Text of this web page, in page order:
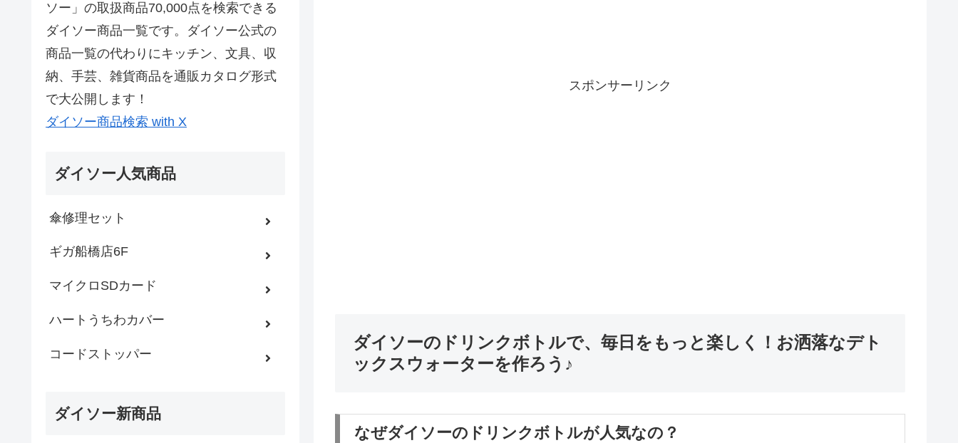
スポンサーリンク
ダイソーのドリンクボトルで、毎日をもっと楽しく！お洒落なデト
ックスウォーターを作ろう♪
なぜダイソーのドリンクボトルが人気なの？
ソー」の取扱商品70,000点を検索できる
ダイソー商品一覧です。ダイソー公式の
商品一覧の代わりにキッチン、文具、収
納、手芸、雑貨商品を通販カタログ形式
で大公開します！
ダイソー商品検索 with X
ダイソー人気商品
傘修理セット
ギガ船橋店6F
マイクロSDカード
ハートうちわカバー
コードストッパー
ダイソー新商品